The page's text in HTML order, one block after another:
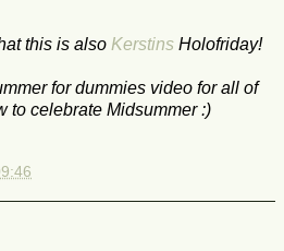
this is also Kerstins Holofriday!
for dummies video for all of
to celebrate Midsummer :)